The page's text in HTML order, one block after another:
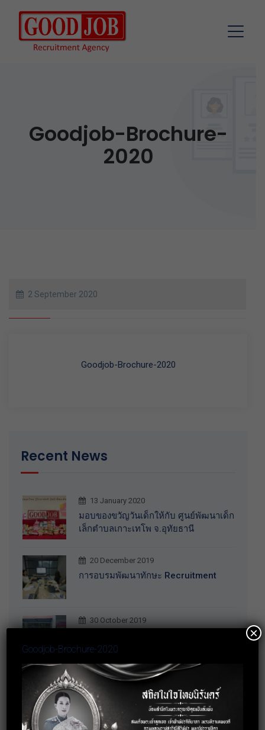
Goodjob-Brochure-
2020
2 September 2020
Goodjob-Brochure-2020
Recent News
13 January 2020
มอบของขวัญวันเด็กให้กับ ศูนย์พัฒนาเด็ก
เล็กตำบลเกาะเทโพ จ.อุทัยธานี
20 December 2019
การอบรมพัฒนาทักษะ Recruitment
30 October 2019
บ้านราชาวดี (หญิง) จ.นนทบุรี
3 October 2019
อบรมการพัฒนาบุคลิกภาพสู่การทำงาน
อย่างมืออาชีพ
Goodjob-Brochure-2020
×